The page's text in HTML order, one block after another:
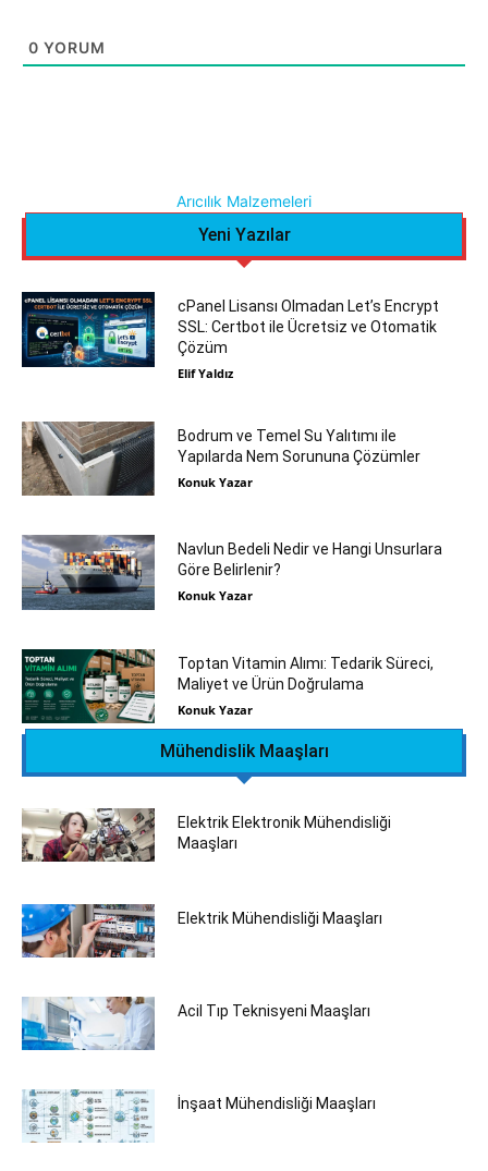
0 YORUM
Arıcılık Malzemeleri
Yeni Yazılar
cPanel Lisansı Olmadan Let’s Encrypt
SSL: Certbot ile Ücretsiz ve Otomatik
Çözüm
Elif Yaldız
Bodrum ve Temel Su Yalıtımı ile
Yapılarda Nem Sorununa Çözümler
Konuk Yazar
Navlun Bedeli Nedir ve Hangi Unsurlara
Göre Belirlenir?
Konuk Yazar
Toptan Vitamin Alımı: Tedarik Süreci,
Maliyet ve Ürün Doğrulama
Konuk Yazar
Mühendislik Maaşları
Elektrik Elektronik Mühendisliği
Maaşları
Elektrik Mühendisliği Maaşları
Acil Tıp Teknisyeni Maaşları
İnşaat Mühendisliği Maaşları